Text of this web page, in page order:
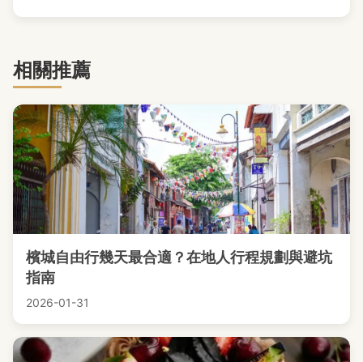
相關推薦
檳城自由行幾天最合適？在地人行程規劃與避坑
指南
2026-01-31